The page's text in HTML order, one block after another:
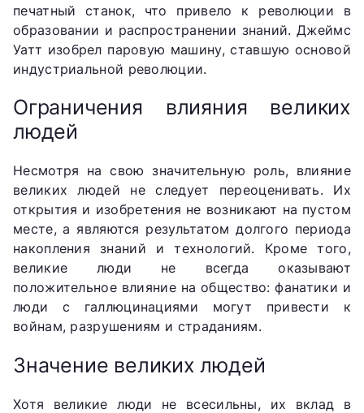
печатный станок, что привело к революции в
образовании и распространении знаний. Джеймс
Уатт изобрел паровую машину, ставшую основой
индустриальной революции.
Ограничения влияния великих
людей
Несмотря на свою значительную роль, влияние
великих людей не следует переоценивать. Их
открытия и изобретения не возникают на пустом
месте, а являются результатом долгого периода
накопления знаний и технологий. Кроме того,
великие люди не всегда оказывают
положительное влияние на общество: фанатики и
люди с галлюцинациями могут привести к
войнам, разрушениям и страданиям.
Значение великих людей
Хотя великие люди не всесильны, их вклад в